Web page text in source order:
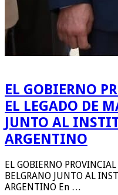
EL GOBIERNO
EL LEGADO DE
JUNTO AL
ARGENTINO
EL GOBIERNO
BELGRANO JUNTO AL
ARGENTINO En …